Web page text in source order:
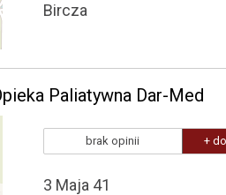
Bircza
Paliatywna Dar-Med
brak opinii +
3 Maja 41